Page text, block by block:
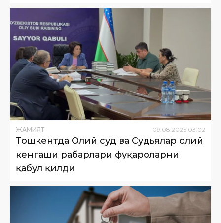
ЖАМИЯТ 09.08.2026 03:02
Тошкентда Олий суд ва Судьялар олий
кенгаши раҳбарлари фуқароларни
қабул қилди